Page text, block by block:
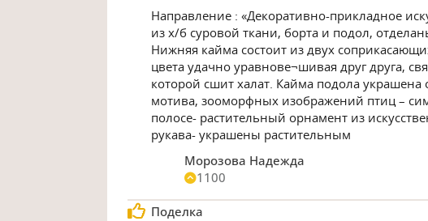
Направление : «Декоративно-прикладное
из х/б суровой ткани, борта и подол,
Нижняя кайма состоит из двух
цвета удачно уравнове¬шивая друг друга,
которой сшит халат. Кайма подола
мотива, зооморфных изображений птиц –
полосе- растительный орнамент из
рукава- украшены растительным
Морозова Надежда
1100
Поделка